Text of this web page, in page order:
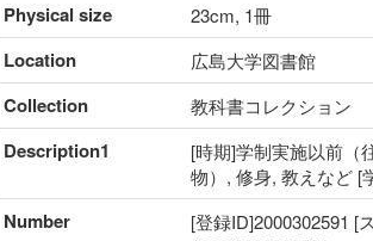
Physical size 23cm, 1冊
Location 広島大学図書館
Collection 教科書コレクション
Description1
[時期]学制実施以前（
物）, 修身, 教えなど [
Number
[登録ID]2000302591 [